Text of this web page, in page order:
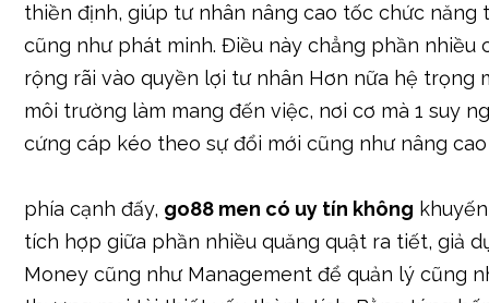
thiền định, giúp tư nhân nâng cao tốc chức năng
cũng như phát minh. Điều này chẳng phần nhiều
rộng rãi vào quyền lợi tư nhân Hơn nữa hệ trọng
môi trường làm mang đến việc, nơi cơ mà 1 suy
cứng cáp kéo theo sự đổi mới cũng như nâng
phía cạnh đấy, go88 men có uy tín không
tích hợp giữa phần nhiều quăng quật ra tiết, giả
Money cũng như Management để quản lý cũng